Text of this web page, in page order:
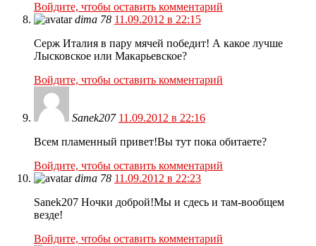
Войдите, чтобы оставить комментарий
dima 78 11.09.2012 в 22:15
Серж Италия в пару мячей победит! А какое лучше
Лысковское или Макарьевское?
Войдите, чтобы оставить комментарий
Sanek207 11.09.2012 в 22:16
Всем пламенный привет!Вы тут пока обитаете?
Войдите, чтобы оставить комментарий
dima 78 11.09.2012 в 22:23
Sanek207 Ночки доброй!Мы и сдесь и там-вообщем
везде!
Войдите, чтобы оставить комментарий